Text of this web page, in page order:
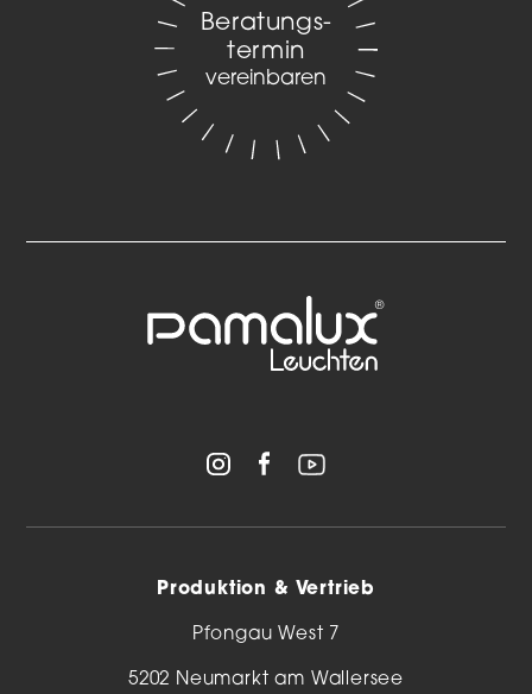
Beratungs­
termin
vereinbaren
Produktion & Vertrieb
Pfongau West 7
5202 Neumarkt am Wallersee